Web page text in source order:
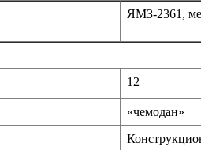
ЯМЗ-2361,
12
«чемодан»